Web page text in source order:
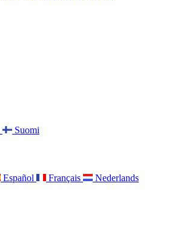
Suomi
Español Français
Nederlands